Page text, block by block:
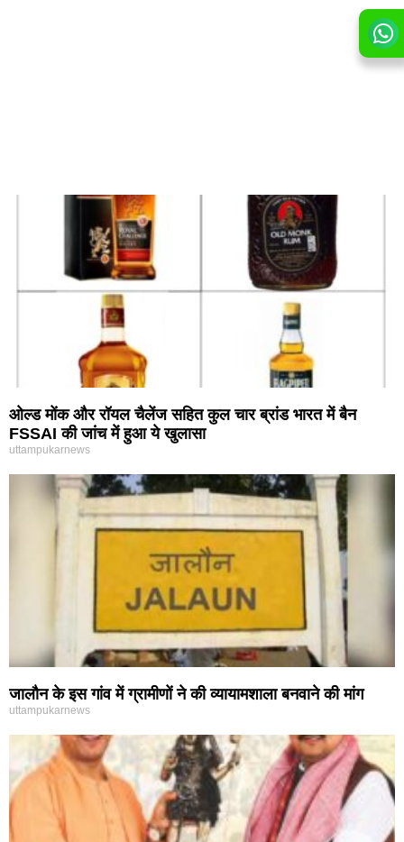
ओल्ड मोंक और रॉयल चैलेंज सहित कुल चार ब्रांड भारत में बैन
FSSAI की जांच में हुआ ये खुलासा
uttampukarnews
जालौन के इस गांव में ग्रामीणों ने की व्यायामशाला बनवाने की मांग
uttampukarnews